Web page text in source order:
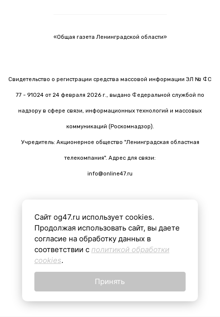
«Общая газета Ленинградской области»
Свидетельство о регистрации средства массовой информации ЭЛ № ФС
77 - 91024 от 24 февраля 2026 г., выдано Федеральной службой по
надзору в сфере связи, информационных технологий и массовых
коммуникаций (Роскомнадзор).
Учредитель: Акционерное общество "Ленинградская областная
телекомпания". Адрес для связи:
info@online47.ru
Все материалы на сайте подготовлены с помощью ИИ
16+
Сайт og47.ru использует cookies.
Продолжая использовать сайт, вы даете
согласие на обработку данных в
соответствии с политикой обработки
cookies.
Принять